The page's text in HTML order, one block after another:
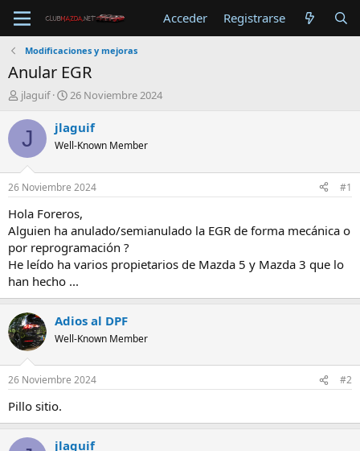
Acceder Registrarse
Modificaciones y mejoras
Anular EGR
A
t
jlaguif
F
c
h
a
i
n
c
i
o
26 Noviembre 2024
J jlaguif
Well-Known Member
26 Noviembre 2024 #1
Hola Foreros,
Alguien ha anulado/semianulado la EGR de forma mecánica o
por reprogramación ?
He leído ha varios propietarios de Mazda 5 y Mazda 3 que lo
han hecho ...
Adios al DPF
Well-Known Member
26 Noviembre 2024 #2
Pillo sitio.
jlaguif